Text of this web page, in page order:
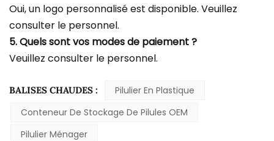
Oui, un logo personnalisé est disponible. Veuillez
consulter le personnel.
5. Quels sont vos modes de paiement ?
Veuillez consulter le personnel.
BALISES CHAUDES :
Pilulier En Plastique
Conteneur De Stockage De Pilules OEM
Pilulier Ménager